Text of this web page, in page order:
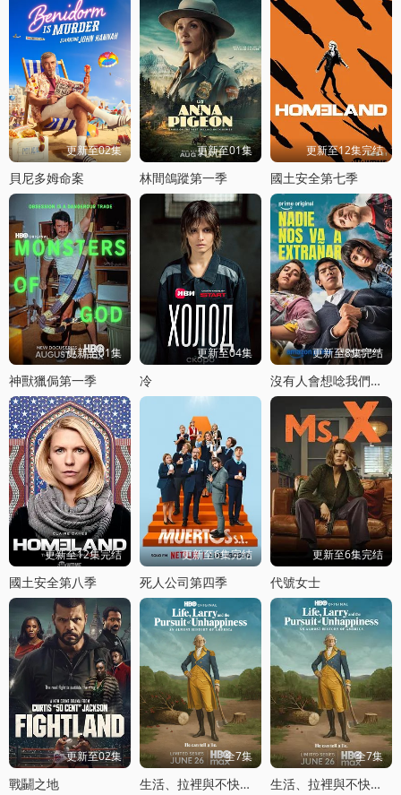
更新至02集
貝尼多姆命案
更新至01集
林間鴿蹤第一季
更新至12集完结
國土安全第七季
更新至01集
神獸獵侷第一季
更新至04集
冷
更新至8集完结
沒有人會想唸我們第二季
更新至12集完结
國土安全第八季
更新至6集完结
死人公司第四季
更新至6集完结
代號女士
更新至02集
戰鬭之地
全7集
生活、拉裡與不快樂的追求：一部美國史
全7集
生活、拉裡與不快樂的追求：一部美國史第一季